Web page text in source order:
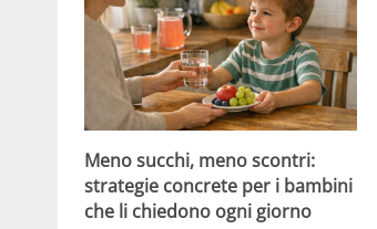
Meno succhi, meno scontri:
strategie concrete per i bambini
che li chiedono ogni giorno